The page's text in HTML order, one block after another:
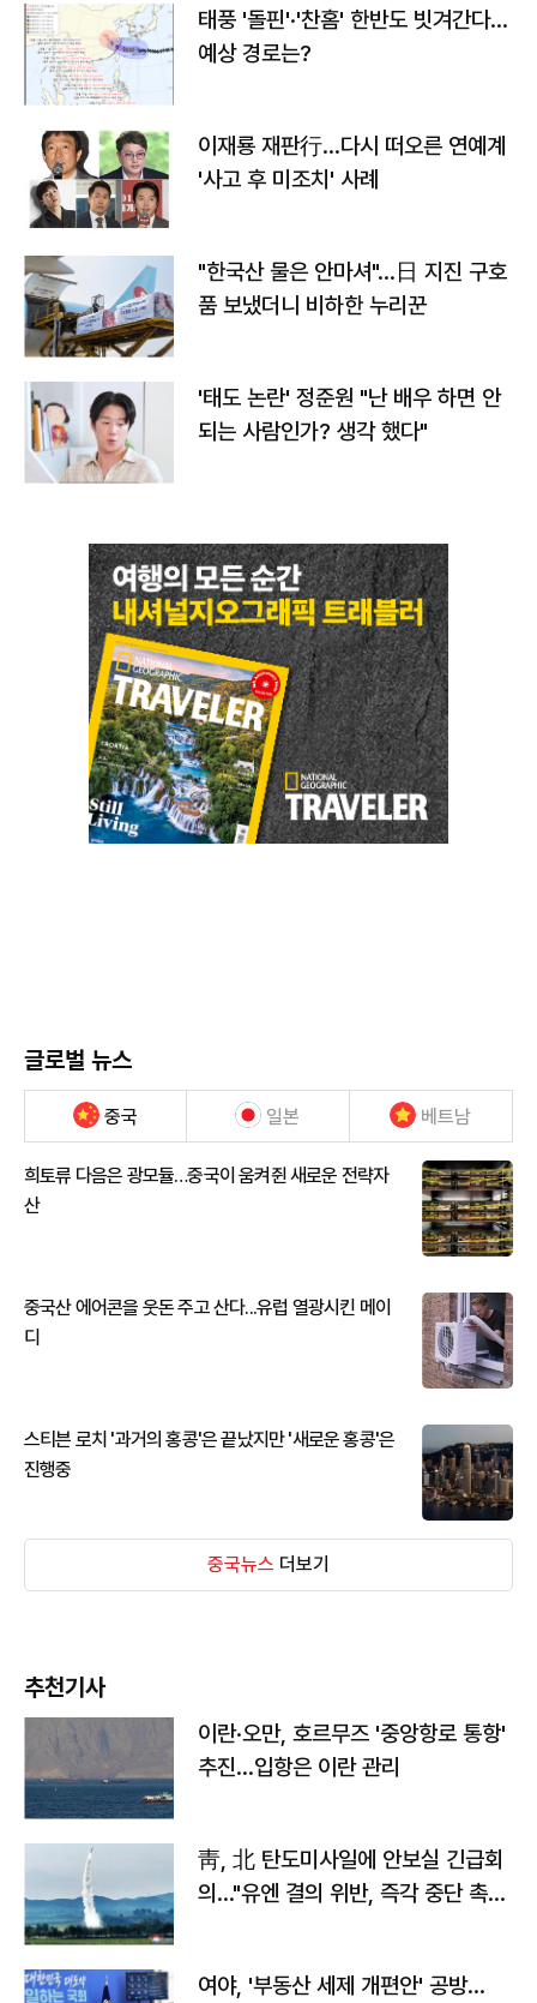
태풍 '돌핀'·'찬홈' 한반도 빗겨간다…
예상 경로는?
이재룡 재판行…다시 떠오른 연예계
'사고 후 미조치' 사례
"한국산 물은 안마셔"…日 지진 구호
품 보냈더니 비하한 누리꾼
'태도 논란' 정준원 "난 배우 하면 안
되는 사람인가? 생각 했다"
글로벌 뉴스
중국 일본 베트남
희토류 다음은 광모듈…중국이 움켜쥔 새로운 전략자
산
중국산 에어콘을 웃돈 주고 산다...유럽 열광시킨 메이
디
스티븐 로치 '과거의 홍콩'은 끝났지만 '새로운 홍콩'은
진행중
중국뉴스 더보기
추천기사
이란·오만, 호르무즈 '중앙항로 통항'
추진…입항은 이란 관리
靑, 北 탄도미사일에 안보실 긴급회
의…"유엔 결의 위반, 즉각 중단 촉
여야, '부동산 세제 개편안' 공방…